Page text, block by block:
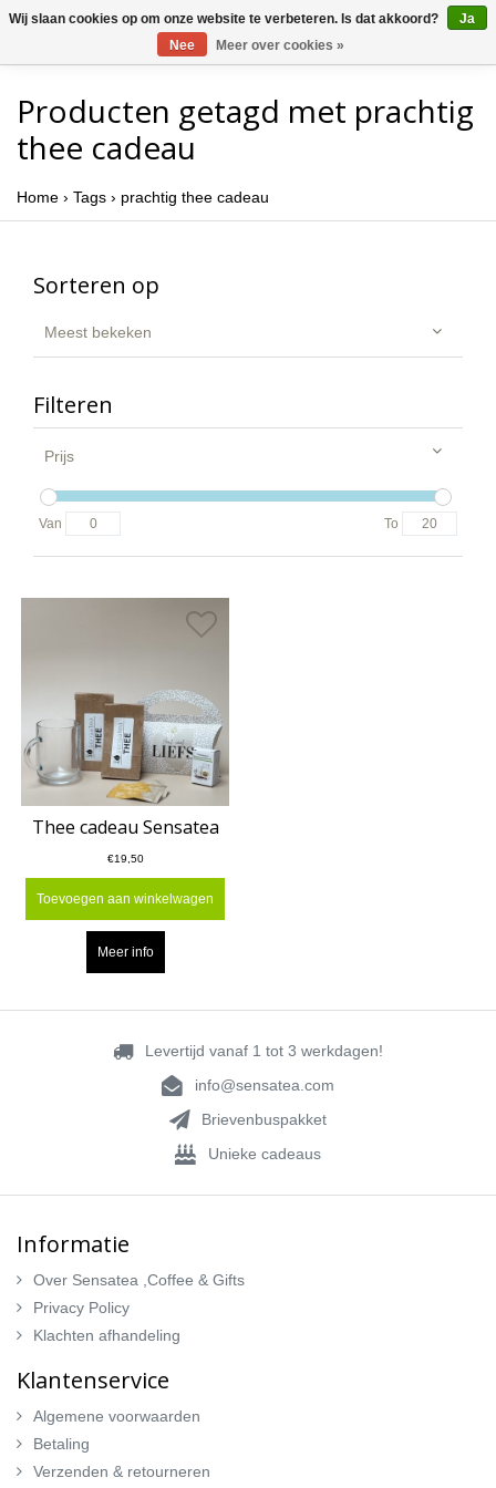
Producten getagd met prachtig
thee cadeau
Home › Tags › prachtig thee cadeau
Sorteren op
Meest bekeken
Filteren
Prijs
Van To
Thee cadeau Sensatea
€19,50
Toevoegen aan winkelwagen
Meer info
Levertijd vanaf 1 tot 3 werkdagen!
info@sensatea.com
Brievenbuspakket
Unieke cadeaus
Informatie
Over Sensatea ,Coffee & Gifts
Privacy Policy
Klachten afhandeling
Klantenservice
Algemene voorwaarden
Betaling
Verzenden & retourneren
Wij slaan cookies op om onze website te verbeteren. Is dat akkoord?
Ja
Nee
Meer over cookies »